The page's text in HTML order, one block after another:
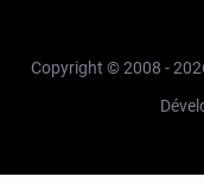
Copyright © 2008 -